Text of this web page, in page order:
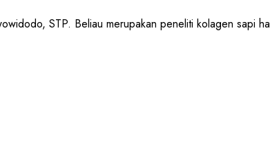
STP. Beliau merupakan peneliti kolagen sapi